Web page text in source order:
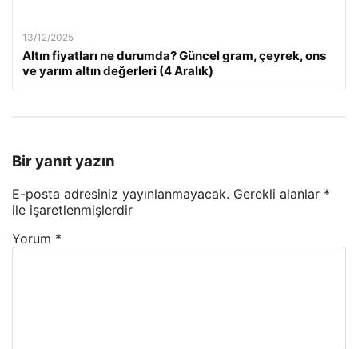
13/12/2025
Altın fiyatları ne durumda? Güncel gram, çeyrek, ons
ve yarım altın değerleri (4 Aralık)
Bir yanıt yazın
E-posta adresiniz yayınlanmayacak. Gerekli alanlar *
ile işaretlenmişlerdir
Yorum *